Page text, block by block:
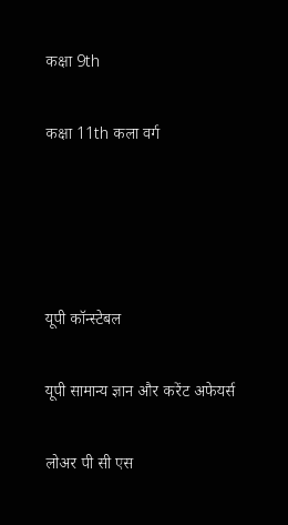
कक्षा 9th
कक्षा 11th कला वर्ग
यूपी कॉन्स्टेबल
यूपी सामान्य ज्ञान और करेंट अफेयर्स
लोअर पी सी एस